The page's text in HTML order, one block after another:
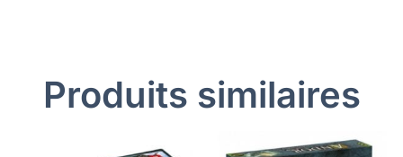
Produits similaires